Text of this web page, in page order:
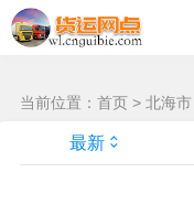
南宁发去 的物流
当前位置： 首页 > 北海市
最新